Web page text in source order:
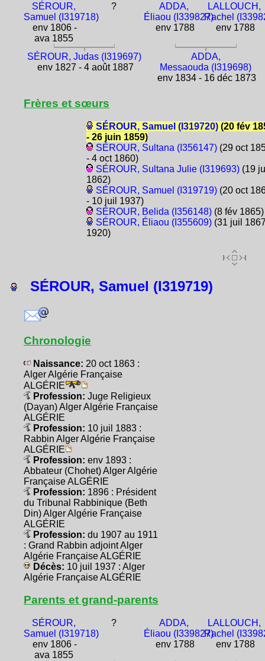
SÉROUR,
Samuel (I319718)
env 1806 -
ava 1855
?
ADDA,
Éliaou (I339827)
env 1788
LALLOUCH,
Rachel
env 1788
SÉROUR, Judas (I319697)
env 1827 - 4 août 1887
ADDA,
Messaouda (I319698)
env 1834 - 16 déc 1873
Frères et sœurs
SÉROUR, Samuel (I319720)(20 fév
- 26 juin 1859)
SÉROUR, Sultana (I356147)(29 oct
- 4 oct 1860)
SÉROUR, Sultana Julie (I319693)(19
1862)
SÉROUR, Samuel (I319719)(20 oct
- 10 juil 1937)
SÉROUR, Belida (I356148)(8 fév 1865)
SÉROUR, Éliaou (I355609)(31 juil
1920)
SÉROUR, Samuel (I319719)
Chronologie
Naissance: 20 oct 1863 :
Alger Algérie Française
ALGÉRIE
Profession: Juge Religieux
(Dayan) Alger Algérie Française
ALGÉRIE
Profession: 10 juil 1883 :
Rabbin Alger Algérie Française
ALGÉRIE
Profession: env 1893 :
Abbateur (Chohet) Alger Algérie
Française ALGÉRIE
Profession: 1896 : Président
du Tribunal Rabbinique (Beth
Din) Alger Algérie Française
ALGÉRIE
Profession: du 1907 au 1911
: Grand Rabbin adjoint Alger
Algérie Française ALGÉRIE
Décès: 10 juil 1937 : Alger
Algérie Française ALGÉRIE
Parents et grand-parents
SÉROUR,
Samuel (I319718)
env 1806 -
ava 1855
?
ADDA,
Éliaou (I339827)
env 1788
LALLOUCH,
Rachel
env 1788